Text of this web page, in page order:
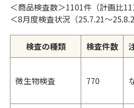
＜商品検査数＞1101件（計画比
＜8月度検査状況（25.7.21～
検査の種類 検査件数
微生物検査 770